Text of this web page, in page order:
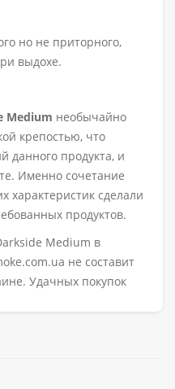
но не приторного,
выдохе.
Medium необычайно
крепостью, что
данного продукта, и
Именно сочетание
характеристик сделали
продуктов.
Medium в
не составит
Удачных покупок